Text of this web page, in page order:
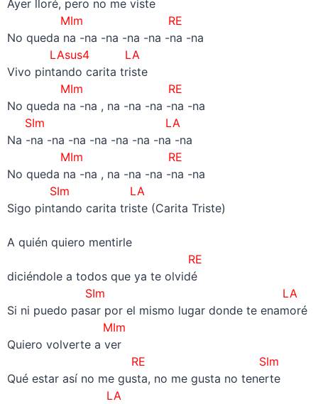
Ayer lloré, pero no me viste
MIm RE
No queda na -na -na -na -na -na -na
LAsus4 LA
Vivo pintando carita triste
MIm RE
No queda na -na , na -na -na -na -na
SIm LA
Na -na -na -na -na -na -na -na -na
MIm RE
No queda na -na , na -na -na -na -na
SIm LA
Sigo pintando carita triste (Carita Triste)
A quién quiero mentirle
RE
diciéndole a todos que ya te olvidé
SIm LA
Si ni puedo pasar por el mismo lugar donde te enamoré
MIm
Quiero volverte a ver
RE SIm
Qué estar así no me gusta, no me gusta no tenerte
LA